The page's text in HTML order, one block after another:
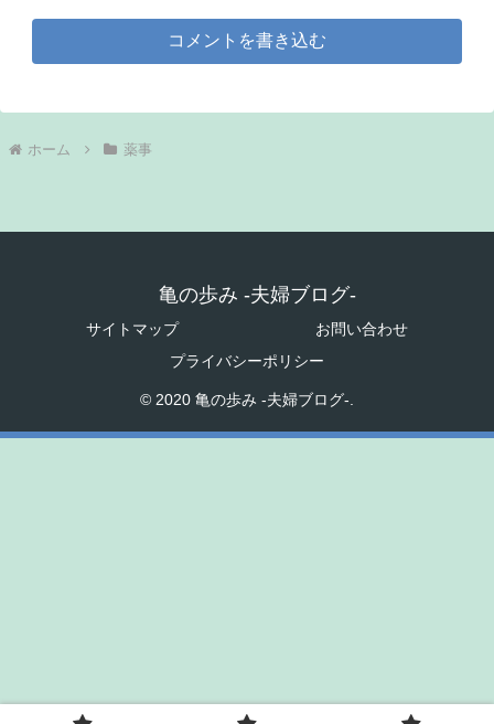
コメントを書き込む
ホーム 薬事
亀の歩み -夫婦ブログ-
サイトマップ
お問い合わせ
プライバシーポリシー
© 2020 亀の歩み -夫婦ブログ-.